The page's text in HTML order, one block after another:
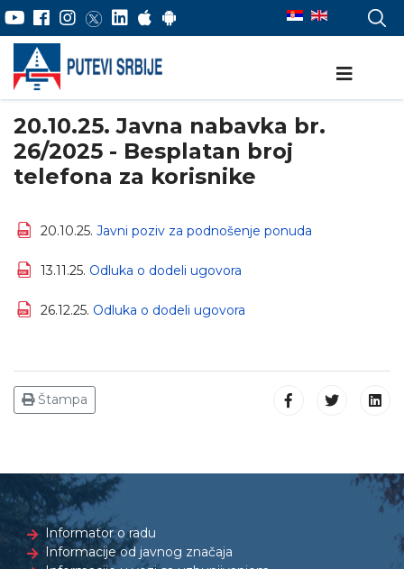
20.10.25. Javna nabavka br.
26/2025 - Besplatan broj
telefona za korisnike
20.10.25. Javni poziv za podnošenje ponuda
13.11.25. Odluka o dodeli ugovora
26.12.25. Odluka o dodeli ugovora
Štampa
Informator o radu
Informacije od javnog značaja